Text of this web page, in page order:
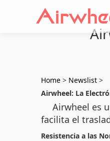
Home > Newslist >
Airwheel: La
Airwheel es
facilita el
Resistencia a las